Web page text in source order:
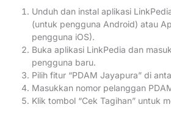
Unduh dan instal aplikasi
(untuk pengguna Android) atau
pengguna iOS).
Buka aplikasi LinkPedia dan
pengguna baru.
Pilih fitur “PDAM Jayapura” di
Masukkan nomor pelanggan
Klik tombol “Cek Tagihan” untuk